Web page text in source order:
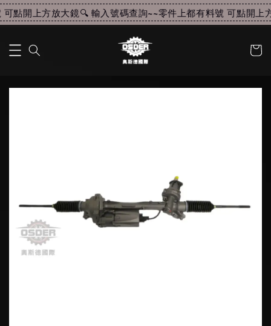
點開上方放大鏡🔍 輸入號碼查詢~~零件上都有料號 可點開上